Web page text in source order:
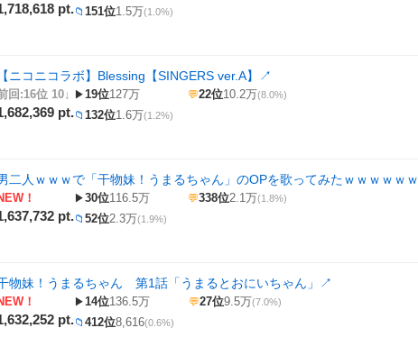
pt.📁 151位1.5万(1.0%)
【ニコニコラボ】Blessing【SINGERS ver.A】 ↗
回:16位 10↓
pt.
▶19位127万 💬22位10.2万(8.0%)
📁 132位1.6万(1.2%)
二人ｗｗｗで「干物妹！うまるちゃん」のOPを歌ってみたｗｗｗｗｗｗ
！
pt.
▶30位116.5万 💬338位2.1万(1.8%)
📁 52位2.3万(1.9%)
物妹！うまるちゃん 第1話「うまるとおにいちゃん」 ↗
！
pt.
▶14位136.5万 💬27位9.5万(7.0%)
📁 412位8,616(0.6%)